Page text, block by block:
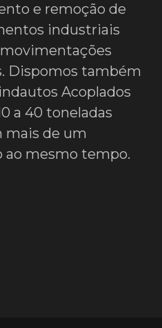
e remoção de
industriais
Dispomos também
Acoplados
a 40 toneladas
mais de um
ao mesmo tempo.